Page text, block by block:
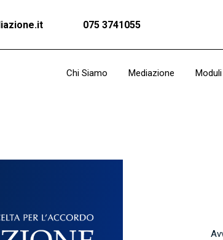
075 3741055
Chi Siamo Mediazione